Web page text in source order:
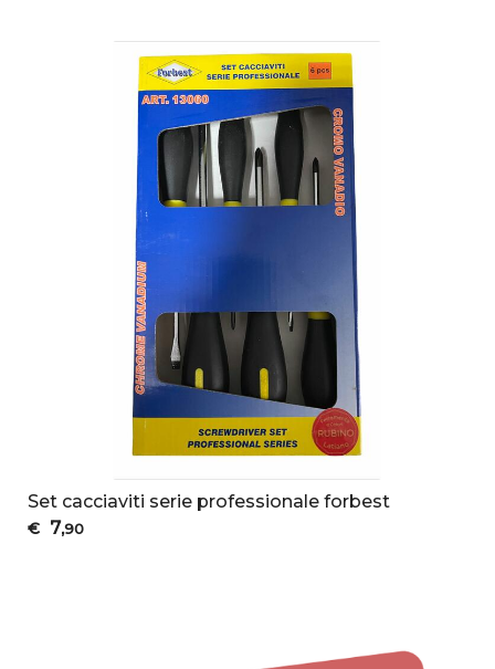
Set cacciaviti serie professionale forbest
€ 7,90